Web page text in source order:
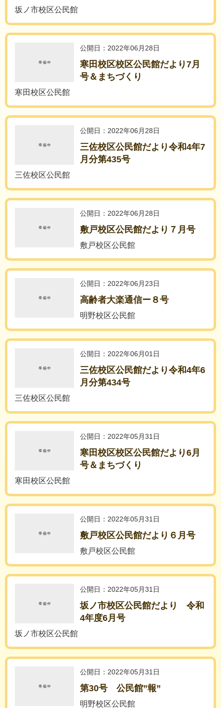
坂ノ市校区公民館
公開日：2022年06月28日
寒田校区校区公民館だより7月
号＆まちづくり
寒田校区公民館
公開日：2022年06月28日
三佐校区公民館だより令和4年7
月分第435号
三佐校区公民館
公開日：2022年06月28日
敷戸校区公民館だより７月号
敷戸校区公民館
公開日：2022年06月23日
高齢者大楽通信ー８号
明野校区公民館
公開日：2022年06月01日
三佐校区公民館だより令和4年6
月分第434号
三佐校区公民館
公開日：2022年05月31日
寒田校区校区公民館だより6月
号＆まちづくり
寒田校区公民館
公開日：2022年05月31日
敷戸校区公民館だより６月号
敷戸校区公民館
公開日：2022年05月31日
坂ノ市校区公民館だより 令和
4年度6月号
坂ノ市校区公民館
公開日：2022年05月31日
第30号 公民館”報”
明野校区公民館